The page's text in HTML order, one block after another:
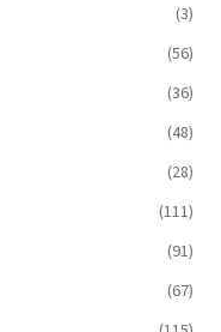
(3)
(56)
(36)
(48)
(28)
(111)
(91)
(67)